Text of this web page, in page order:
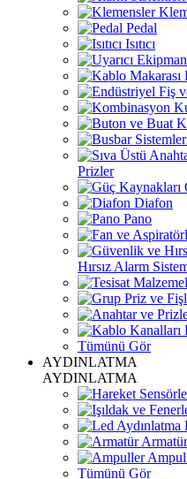
Pedal
Isıtıcı
Prizler
Diafon
Pano
Hırsız Alarm
Tümünü Gör
AYDINLATMA
AYDINLATMA
Armatür
Tümünü Gör